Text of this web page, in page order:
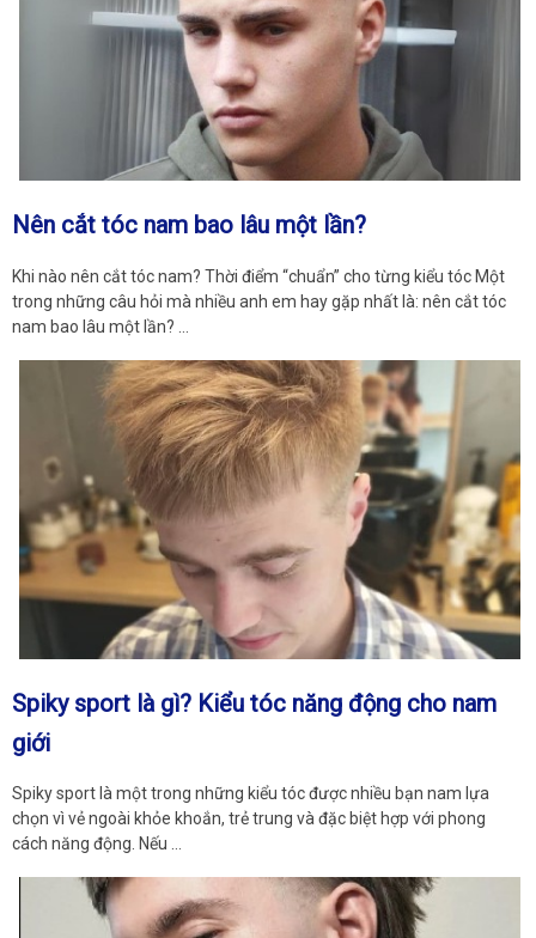
Nên cắt tóc nam bao lâu một lần?
Khi nào nên cắt tóc nam? Thời điểm “chuẩn” cho từng kiểu tóc Một
trong những câu hỏi mà nhiều anh em hay gặp nhất là: nên cắt tóc
nam bao lâu một lần? …
Spiky sport là gì? Kiểu tóc năng động cho nam
giới
Spiky sport là một trong những kiểu tóc được nhiều bạn nam lựa
chọn vì vẻ ngoài khỏe khoắn, trẻ trung và đặc biệt hợp với phong
cách năng động. Nếu …